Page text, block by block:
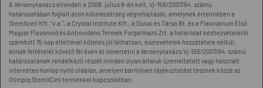
A Versenytanács elrendeli a 2008. július 8-án kelt, Vj-156/2007/84. számú
határozatában foglalt azon kötelezettség végrehajtását, amelynek értelmében a
StemXcell Kft. "v.a.", a Crystal Institute Kft., a Dunai és Társa Bt. és a Flavinárium Első
Magyar Flavonoid és Antioxidáns Termék Forgalmazó Zrt. a határozat kézhezvételétől
számított 15 nap elteltével köteles jól láthatóan, észrevételek hozzátétele nélkül,
annak feltételét követő fél éven át ismertetni a Versenytanács Vj-156/2007/84. számú
határozatának rendelkező részét minden olyan általuk üzemeltetett vagy használt
internetes honlap nyitó oldalán, amelyen bármilyen tájékoztatást tesznek közzé az
Olimpiq StemXCell termékkel kapcsolatban.